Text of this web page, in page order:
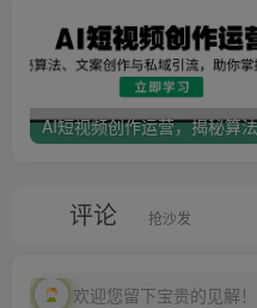
评论 抢沙发
欢迎您留下宝贵的见解！